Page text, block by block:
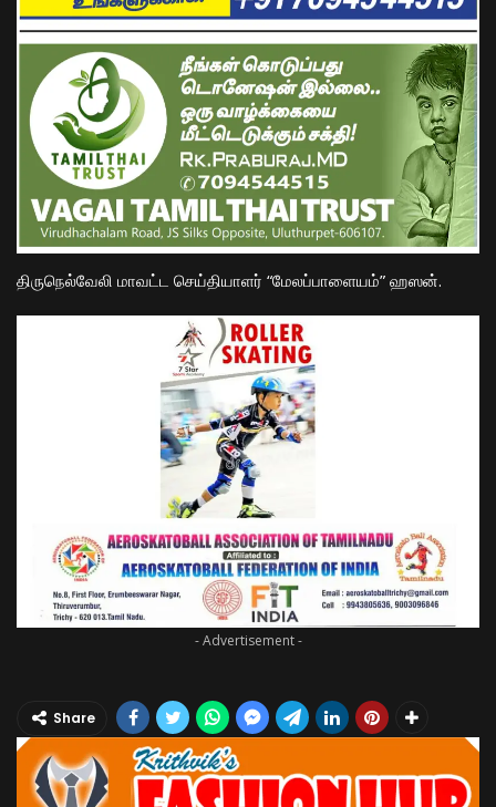
திருநெல்வேலி மாவட்ட செய்தியாளர் “மேலப்பாளையம்” ஹஸன்.
- Advertisement -
Share